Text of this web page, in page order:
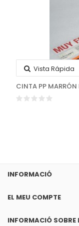
Vista Rápida
CINTA PP
INFORMACIÓ
EL MEU COMPTE
INFORMACIÓ